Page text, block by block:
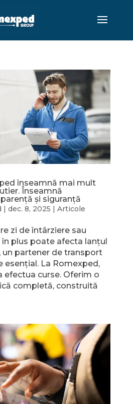
înseamnă mai mult
Înseamnă
și siguranță
dec. 8, 2025 Articole
zi de întârziere sau
plus poate afecta lanțul
un partener de transport
esențial. La Romexped,
efectua curse. Oferim o
completă, construită